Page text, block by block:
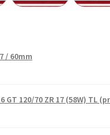
/ 60mm
GT 120/70 ZR 17 (58W) TL